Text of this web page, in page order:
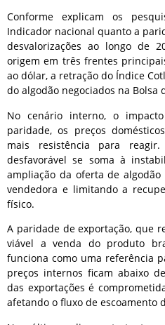
Conforme explicam os
Indicador nacional quanto a
desvalorizações ao longo de
origem em três frentes
ao dólar, a retração do Índice
do algodão negociados na Bolsa
No cenário interno, o
paridade, os preços
mais resistência para
desfavorável se soma à
ampliação da oferta de
vendedora e limitando a
físico.
A paridade de exportação, que
viável a venda do produto
funciona como uma referência
preços internos ficam abaixo
das exportações é
afetando o fluxo de escoamento